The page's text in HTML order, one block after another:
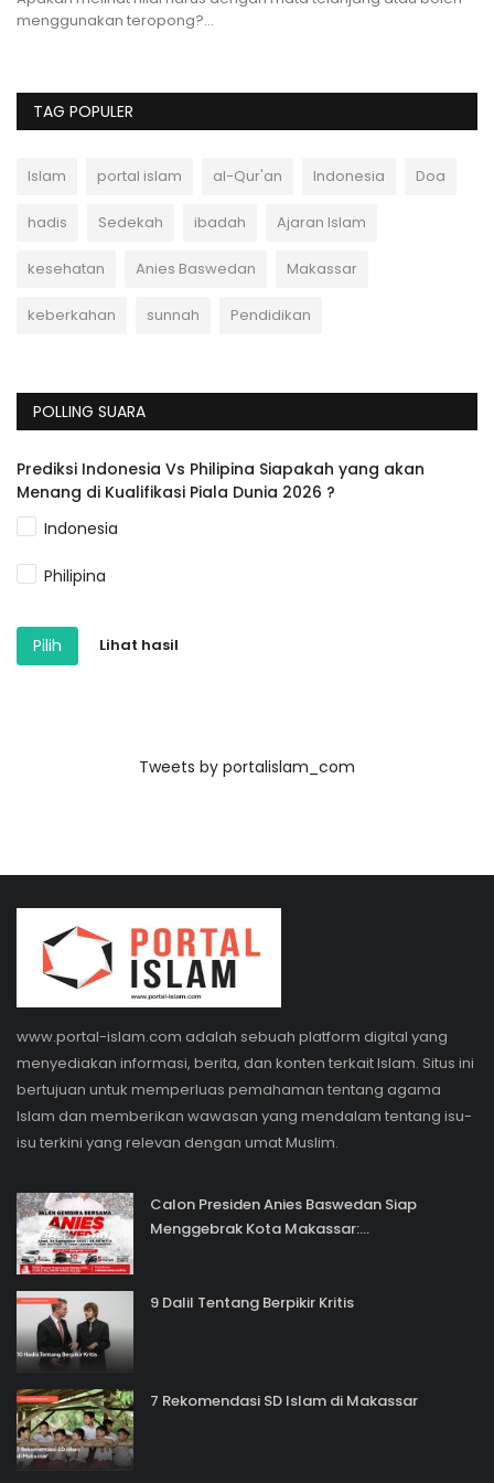
teropong?...
TAG POPULER
Islam portal islam al-Qur'an Indonesia Doa
hadis Sedekah ibadah Ajaran Islam
kesehatan Anies Baswedan Makassar
keberkahan sunnah Pendidikan
POLLING SUARA
Prediksi Indonesia Vs Philipina Siapakah yang akan
Menang di Kualifikasi Piala Dunia 2026 ?
Indonesia
Philipina
Pilih Lihat hasil
Tweets by portalislam_com
www.portal-islam.com adalah sebuah platform digital yang
menyediakan informasi, berita, dan konten terkait Islam. Situs ini
bertujuan untuk memperluas pemahaman tentang agama
Islam dan memberikan wawasan yang mendalam tentang isu-
isu terkini yang relevan dengan umat Muslim.
Calon Presiden Anies Baswedan Siap
Menggebrak Kota Makassar:...
9 Dalil Tentang Berpikir Kritis
7 Rekomendasi SD Islam di Makassar